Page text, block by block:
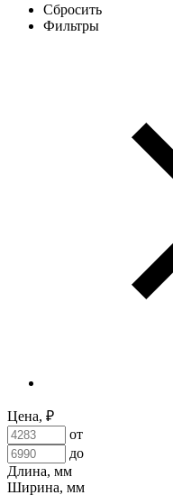
Сбросить
Фильтры
Цена, ₽
от
до
Длина, мм
Ширина, мм